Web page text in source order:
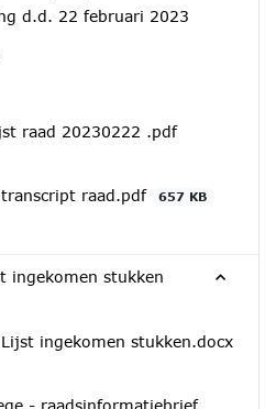
d.d. 22 februari 2023
raad 20230222 .pdf
raad.pdf 657 KB
ingekomen stukken
ingekomen stukken.docx
- raadsinformatiebrief